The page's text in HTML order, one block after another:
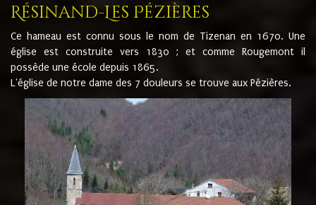
Résinand-Les Pézières
Ce hameau est connu sous le nom de Tizenan en 1670. Une
église est construite vers 1830 ; et comme Rougemont il
possède une école depuis 1865.
L'église de notre dame des 7 douleurs se trouve aux Pézières.